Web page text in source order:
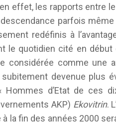
effet, les rapports entre
parfois
redéfinis à
le quotidien cité en début
considérée comme une
devenue plus
d’Etat de ces
AKP) Ekovitrin.
à la fin des années 2000